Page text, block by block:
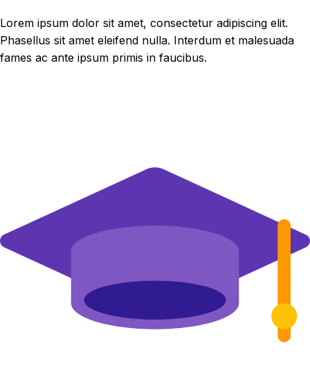
Lorem ipsum dolor sit amet, consectetur adipiscing elit.
Phasellus sit amet eleifend nulla. Interdum et malesuada
fames ac ante ipsum primis in faucibus.